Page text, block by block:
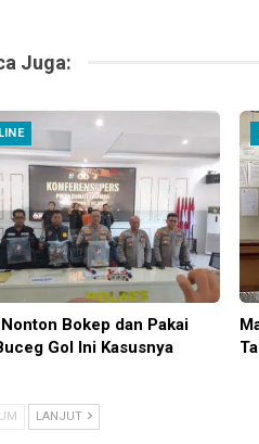
Juga:
Bokep dan Pakai
Gol Ini Kasusnya
LANJUT